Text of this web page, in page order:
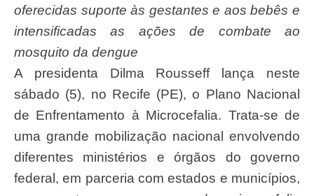
oferecidas suporte às gestantes e aos bebês e
intensificadas as ações de combate ao
mosquito da dengue
A presidenta Dilma Rousseff lança neste
sábado (5), no Recife (PE), o Plano Nacional
de Enfrentamento à Microcefalia. Trata-se de
uma grande mobilização nacional envolvendo
diferentes ministérios e órgãos do governo
federal, em parceria com estados e municípios,